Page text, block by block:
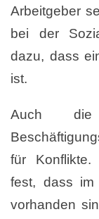
Arbeitgeber
bei der
dazu, dass
ist.
Auch
für Konflikte.
fest, dass im
vorhanden